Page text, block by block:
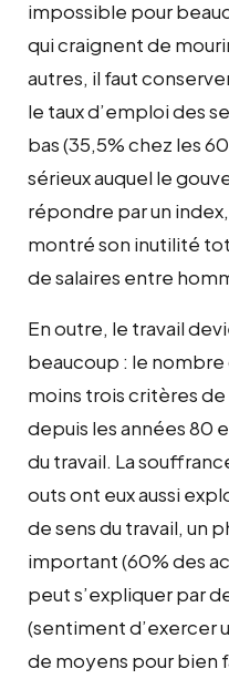
impossible pour
qui craignent de
autres, il faut
le taux d’emploi des
bas (35,5% chez les
sérieux auquel le
répondre par un
montré son inutilité
de salaires entre
En outre, le travail
beaucoup : le nombre
moins trois critères
depuis les années 80
du travail. La
outs ont eux aussi
de sens du travail, un
important (60% des
peut s’expliquer par
(sentiment d’exercer
de moyens pour bien